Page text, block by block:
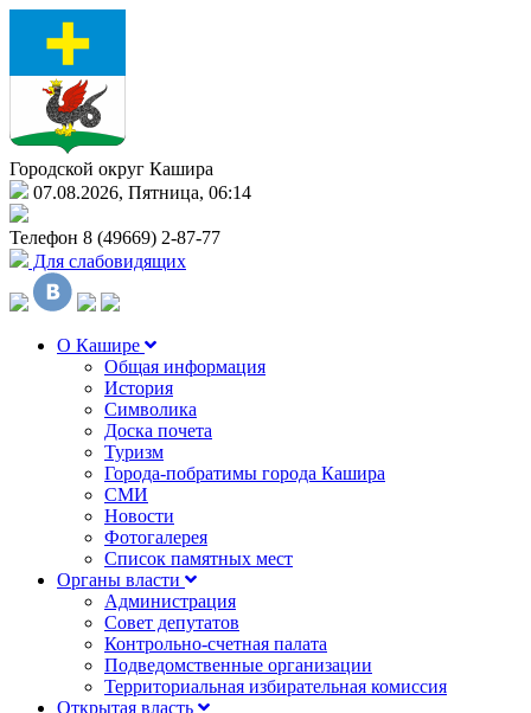
Городской округ Кашира
07.08.2026, Пятница, 06:14
Телефон 8 (49669) 2-87-77
Для слабовидящих
О Кашире
Общая информация
История
Символика
Доска почета
Туризм
Города-побратимы города Кашира
СМИ
Новости
Фотогалерея
Список памятных мест
Органы власти
Администрация
Совет депутатов
Контрольно-счетная палата
Подведомственные организации
Территориальная избирательная комиссия
Открытая власть